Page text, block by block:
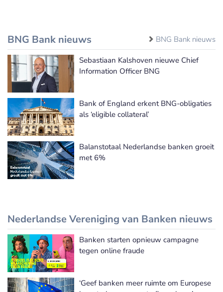
BNG Bank nieuws BNG Bank nieuws
Sebastiaan Kalshoven nieuwe Chief
Information Officer BNG
Bank of England erkent BNG-obligaties
als ‘eligible collateral’
Balanstotaal Nederlandse banken groeit
met 6%
Nederlandse Vereniging van Banken nieuws
Nederlandse Vereniging van Banken nieuws
Banken starten opnieuw campagne
tegen online fraude
‘Geef banken meer ruimte om Europese